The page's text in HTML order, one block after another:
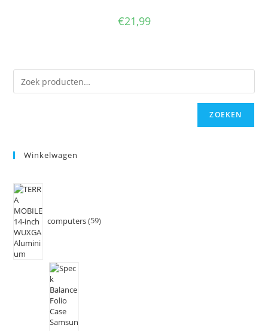
€21,99
ZOEKEN
Winkelwagen
computers 59